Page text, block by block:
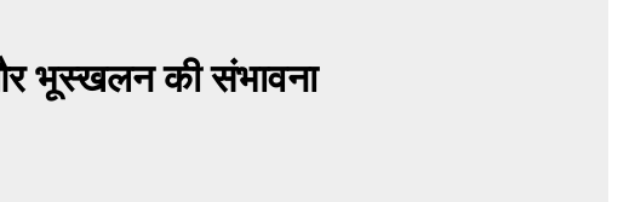
भूस्खलन की संभावना